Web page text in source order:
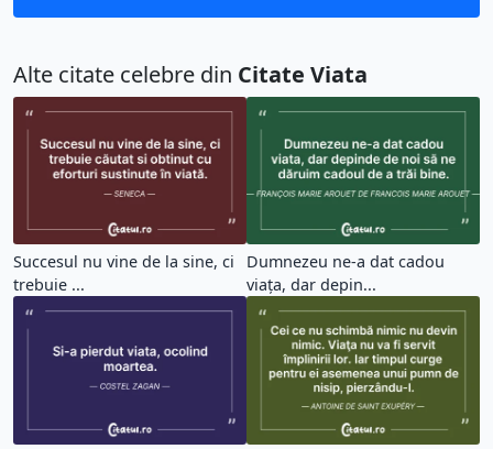
Alte citate celebre din Citate Viata
Succesul nu vine de la sine, ci
trebuie ...
Dumnezeu ne-a dat cadou
viața, dar depin...